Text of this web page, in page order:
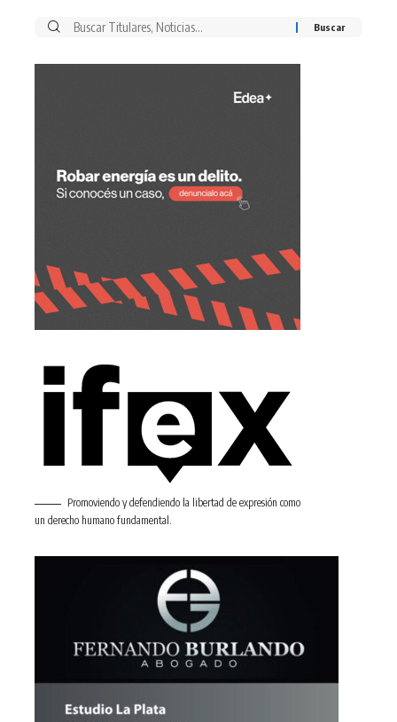
Buscar
Promoviendo y defendiendo la libertad de expresión como
un derecho humano fundamental.